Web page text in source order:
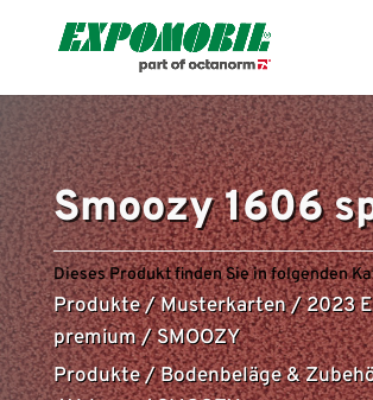
Smoozy 1606
Dieses Produkt finden Sie in folgenden
Produkte/Musterkarten/2023
premium/SMOOZY
Produkte/Bodenbeläge &